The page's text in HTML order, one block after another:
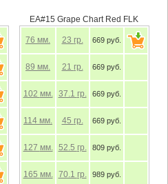
EA#15 Grape Chart Red FLK
76 мм. 23 гр. 669 руб.
89 мм. 21 гр. 669 руб.
102 мм. 37.1 гр. 669 руб.
114 мм. 45 гр. 669 руб.
127 мм. 52.5 гр. 809 руб.
165 мм. 70.1 гр. 989 руб.